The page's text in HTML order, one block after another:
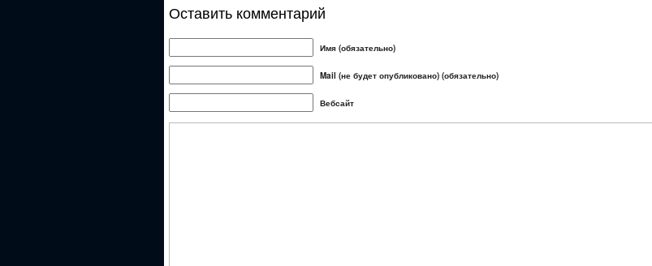
Оставить комментарий
Имя (обязательно)
Mail (не будет опубликовано) (обязательно)
Вебсайт